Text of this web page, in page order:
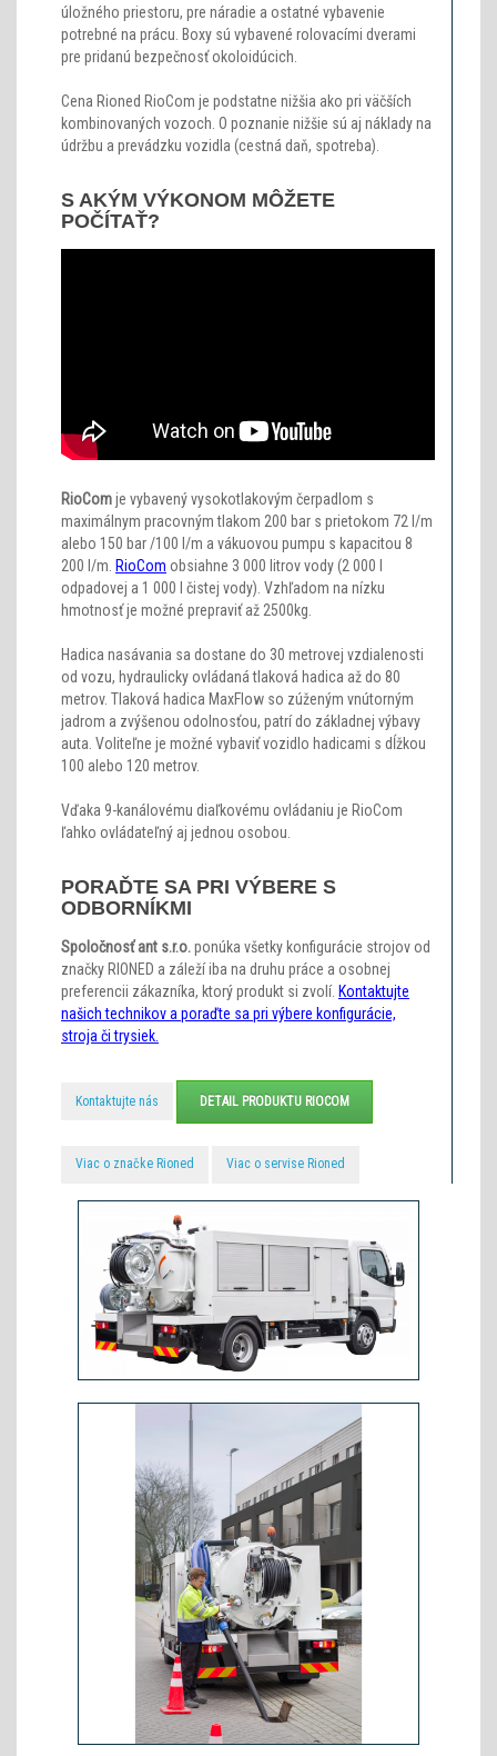
úložného priestoru, pre náradie a ostatné vybavenie
potrebné na prácu. Boxy sú vybavené rolovacími dverami
pre pridanú bezpečnosť okoloidúcich.
Cena Rioned RioCom je podstatne nižšia ako pri väčších
kombinovaných vozoch. O poznanie nižšie sú aj náklady na
údržbu a prevádzku vozidla (cestná daň, spotreba).
S AKÝM VÝKONOM MÔŽETE
POČÍTAŤ?
RioComje vybavený vysokotlakovým čerpadlom s
maximálnym pracovným tlakom 200 bar s prietokom 72 l/m
alebo 150 bar /100 l/m a vákuovou pumpu s kapacitou 8
200 l/m. RioCom obsiahne 3 000 litrov vody (2 000 l
odpadovej a 1 000 l čistej vody). Vzhľadom na nízku
hmotnosť je možné prepraviť až 2500kg.
Hadica nasávania sa dostane do 30 metrovej vzdialenosti
od vozu, hydraulicky ovládaná tlaková hadica až do 80
metrov. Tlaková hadica MaxFlow so zúženým vnútorným
jadrom a zvýšenou odolnosťou, patrí do základnej výbavy
auta. Voliteľne je možné vybaviť vozidlo hadicami s dĺžkou
100 alebo 120 metrov.
Vďaka 9-kanálovému diaľkovému ovládaniu je RioCom
ľahko ovládateľný aj jednou osobou.
PORAĎTE SA PRI VÝBERE S
ODBORNÍKMI
Spoločnosť ant s.r.o.ponúka všetky konfigurácie strojov od
značky RIONED a záleží iba na druhu práce a osobnej
preferencii zákazníka, ktorý produkt si zvolí. Kontaktujte
našich technikov a poraďte sa pri výbere konfigurácie,
stroja či trysiek.
Kontaktujte nás DETAIL PRODUKTU RIOCOM
Viac o značke Rioned Viac o servise Rioned